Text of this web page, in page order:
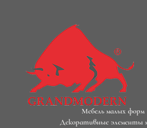
Мебель малых форм
Декоративные элементы